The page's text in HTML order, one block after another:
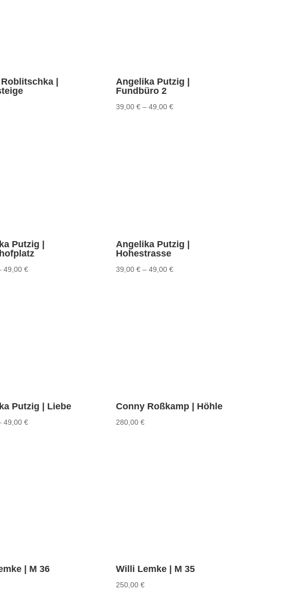
|
Angelika Putzig |
Fundbüro 2
39,00€ –49,00€
Putzig |
49,00 €
Angelika Putzig |
Hohestrasse
39,00€ –49,00€
Putzig | Liebe
49,00 €
Conny Roßkamp | Höhle
280,00€
| M 36 Willi Lemke | M 35
250,00€